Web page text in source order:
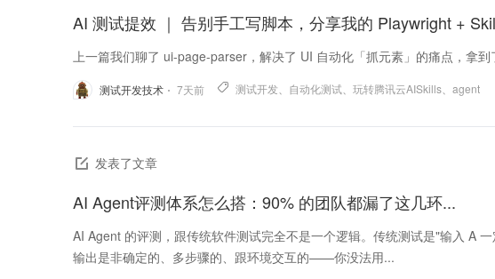
AI 测试提效 ｜ 告别手工写脚本，分享我的 Playwright +
上一篇我们聊了 ui-page-parser，解决了 UI 自动化「抓元素」的痛点，拿到
测试开发技术 7天前 测试开发、 自动化测试、 玩转腾讯云AISkills、 agent
发表了文章
AI Agent评测体系怎么搭：90% 的团队都漏了这几环...
AI Agent 的评测，跟传统软件测试完全不是一个逻辑。传统测试是"输入 A
输出是非确定的、多步骤的、跟环境交互的——你没法用...